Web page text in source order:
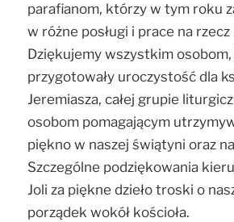
parafianom, którzy w tym roku
w różne posługi i prace na
Dziękujemy wszystkim
przygotowały uroczystość dla
Jeremiasza, całej grupie
osobom pomagającym
piękno w naszej świątyni oraz
Szczególne podziękowania
Joli za piękne dzieło troski o
porządek wokół kościoła.